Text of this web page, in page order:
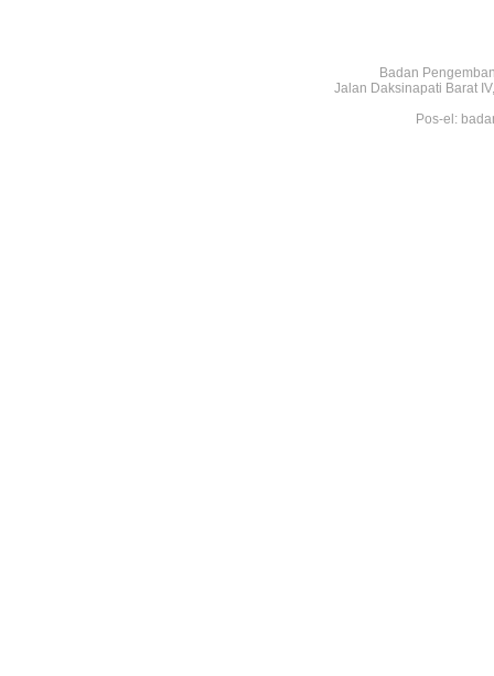
Badan
Jalan Daksinapati Barat
Pos-el: